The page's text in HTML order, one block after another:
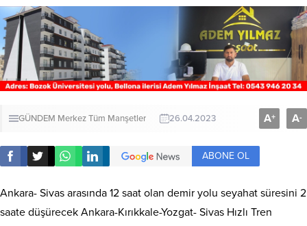
GÜNDEM MerkezTüm Manşetler 26.04.2023 A+ A-
ABONE OL
Ankara- Sivas arasında 12 saat olan demir yolu seyahat süresini 2
saate düşürecek Ankara-Kırıkkale-Yozgat- Sivas Hızlı Tren